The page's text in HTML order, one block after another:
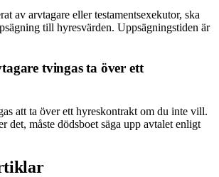
av arvtagare eller testamentsexekutor, ska
till hyresvärden. Uppsägningstiden är
tvingas ta över ett
att ta över ett hyreskontrakt om du inte vill.
det, måste dödsboet säga upp avtalet enligt